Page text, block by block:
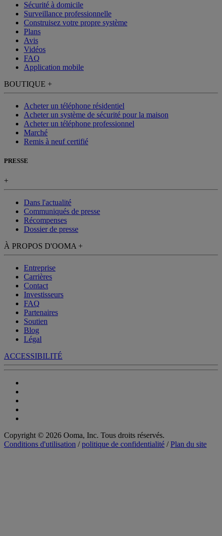
Sécurité à domicile
Surveillance professionnelle
Construisez votre propre système
Plans
Avis
Vidéos
FAQ
Application mobile
BOUTIQUE +
Acheter un téléphone résidentiel
Acheter un système de sécurité pour la maison
Acheter un téléphone professionnel
Marché
Remis à neuf certifié
PRESSE
+
Dans l'actualité
Communiqués de presse
Récompenses
Dossier de presse
À PROPOS D'OOMA +
Entreprise
Carrières
Contact
Investisseurs
FAQ
Partenaires
Soutien
Blog
Légal
ACCESSIBILITÉ
Copyright © 2026 Ooma, Inc. Tous droits réservés.
Conditions d'utilisation /politique de confidentialité /Plan du site